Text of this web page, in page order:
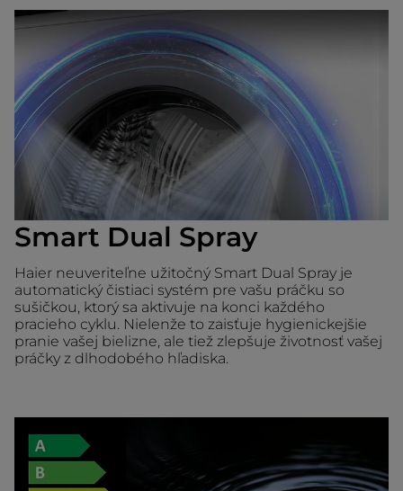
Smart Dual Spray
Haier neuveriteľne užitočný Smart Dual Spray je
automatický čistiaci systém pre vašu práčku so
sušičkou, ktorý sa aktivuje na konci každého
pracieho cyklu. Nielenže to zaisťuje hygienickejšie
pranie vašej bielizne, ale tiež zlepšuje životnosť vašej
práčky z dlhodobého hľadiska.